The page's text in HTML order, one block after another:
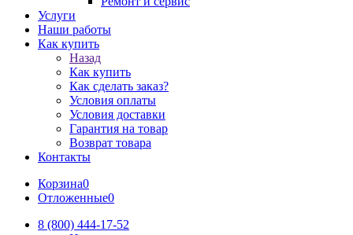
Услуги
Наши работы
Как купить
Назад
Как купить
Как сделать заказ?
Условия оплаты
Условия доставки
Гарантия на товар
Возврат товара
Контакты
Корзина0
Отложенные0
8 (800) 444-17-52